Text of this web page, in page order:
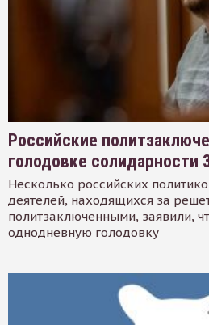
Российские
голодовке солидарности
Несколько российских
деятелей, находящихся за
политзаключенными, заявили,
однодневную голодовку